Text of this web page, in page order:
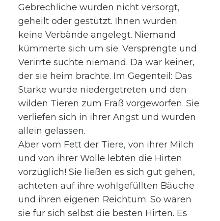
Gebrechliche wurden nicht versorgt,
geheilt oder gestützt. Ihnen wurden
keine Verbände angelegt. Niemand
kümmerte sich um sie. Versprengte und
Verirrte suchte niemand. Da war keiner,
der sie heim brachte. Im Gegenteil: Das
Starke wurde niedergetreten und den
wilden Tieren zum Fraß vorgeworfen. Sie
verliefen sich in ihrer Angst und wurden
allein gelassen.
Aber vom Fett der Tiere, von ihrer Milch
und von ihrer Wolle lebten die Hirten
vorzüglich! Sie ließen es sich gut gehen,
achteten auf ihre wohlgefüllten Bäuche
und ihren eigenen Reichtum. So waren
sie für sich selbst die besten Hirten. Es